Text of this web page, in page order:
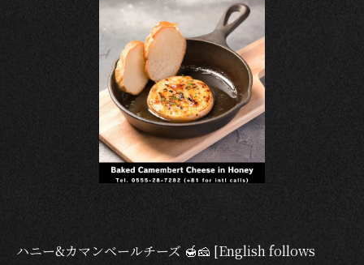
ハニー&カマンベールチーズ 🍯🧀 [English follows